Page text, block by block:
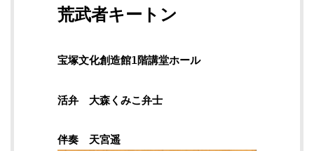
荒武者キートン
宝塚文化創造館1階講堂ホール
活弁 大森くみこ弁士
伴奏 天宮遥